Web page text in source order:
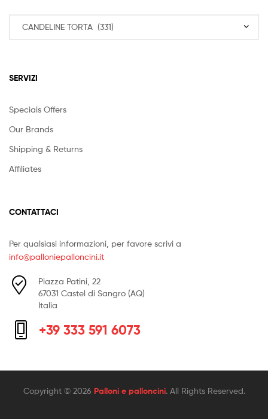
SERVIZI
Speciais Offers
Our Brands
Shipping & Returns
Affiliates
CONTATTACI
Per qualsiasi informazioni, per favore scrivi a
info@palloniepalloncini.it
Piazza Patini, 22
67031 Castel di Sangro (AQ)
Italia
+39 333 591 6073
Copyright © 2026 Palloni e palloncini. All Rights Reserved.